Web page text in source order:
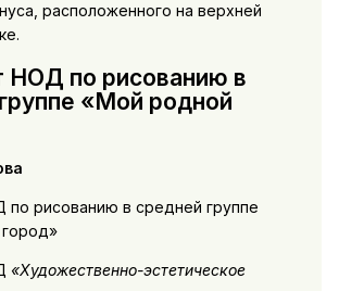
расположенного на верхней
НОД по рисованию в
«Мой родной
по рисованию в средней группе
«Художественно-эстетическое